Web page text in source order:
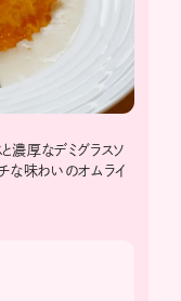
濃厚なデミグラスソ
な味わいのオムライ